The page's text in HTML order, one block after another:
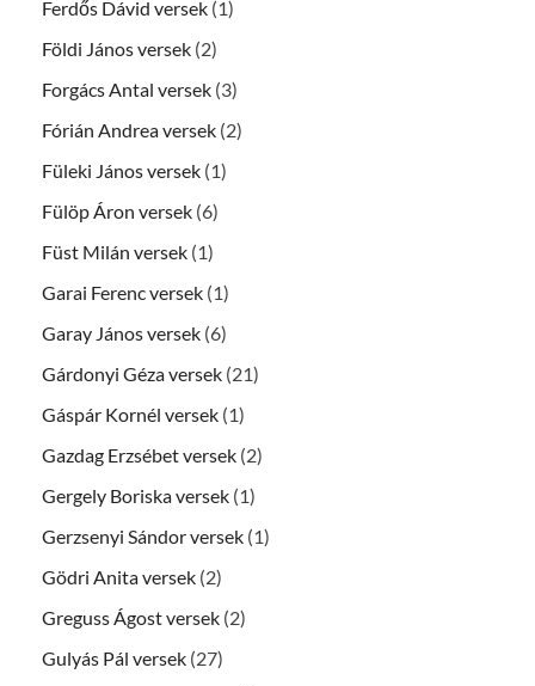
Ferdős Dávid versek (1)
Földi János versek (2)
Forgács Antal versek (3)
Fórián Andrea versek (2)
Füleki János versek (1)
Fülöp Áron versek (6)
Füst Milán versek (1)
Garai Ferenc versek (1)
Garay János versek (6)
Gárdonyi Géza versek (21)
Gáspár Kornél versek (1)
Gazdag Erzsébet versek (2)
Gergely Boriska versek (1)
Gerzsenyi Sándor versek (1)
Gödri Anita versek (2)
Greguss Ágost versek (2)
Gulyás Pál versek (27)